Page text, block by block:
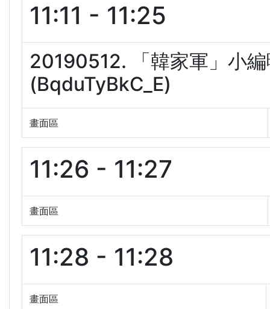
11:11 - 11:25
20190512. 「韓家軍」小
(BqduTyBkC_E)
畫面區
11:26 - 11:27
畫面區
11:28 - 11:28
畫面區